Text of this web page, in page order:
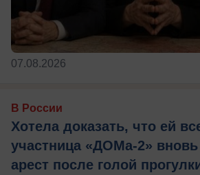
07.08.2026
В России
Хотела доказать, что ей
участница «ДОМа-2»
арест после голой